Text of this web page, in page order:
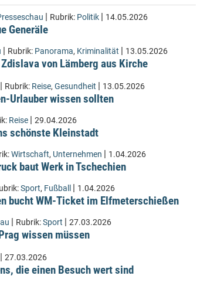
| Rubrik: Politik | 14.05.2026
Generäle
| Rubrik: Panorama, Kriminalität | 13.05.2026
von Lämberg aus Kirche
| Rubrik: Reise, Gesundheit | 13.05.2026
Urlauber wissen sollten
Reise | 29.04.2026
schönste Kleinstadt
Wirtschaft, Unternehmen | 1.04.2026
baut Werk in Tschechien
Sport, Fußball | 1.04.2026
bucht WM-Ticket im Elfmeterschießen
| Rubrik:Sport | 27.03.2026
wissen müssen
| 27.03.2026
die einen Besuch wert sind